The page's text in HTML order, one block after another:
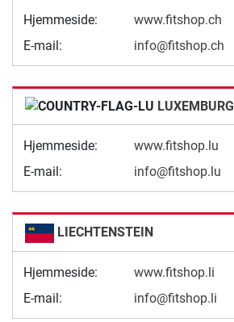
Hjemmeside:
www.fitshop.ch
E-mail:
info@fitshop.ch
LUXEMBURG
Hjemmeside:
www.fitshop.lu
E-mail:
info@fitshop.lu
LIECHTENSTEIN
Hjemmeside:
www.fitshop.li
E-mail:
info@fitshop.li